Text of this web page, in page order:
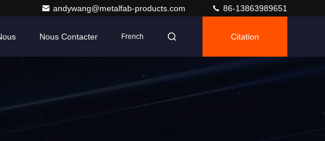
andywang@metalfab-products.com 86-13863989651
Nous Contacter French Citation